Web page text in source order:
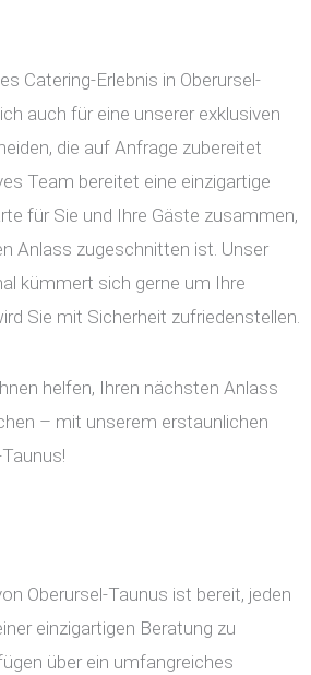
Catering-Erlebnis in Oberursel-
auch für eine unserer exklusiven
die auf Anfrage zubereitet
Team bereitet eine einzigartige
für Sie und Ihre Gäste zusammen,
Anlass zugeschnitten ist. Unser
kümmert sich gerne um Ihre
Sie mit Sicherheit zufriedenstellen.
helfen, Ihren nächsten Anlass
– mit unserem erstaunlichen
Oberursel-Taunus ist bereit, jeden
einzigartigen Beratung zu
über ein umfangreiches